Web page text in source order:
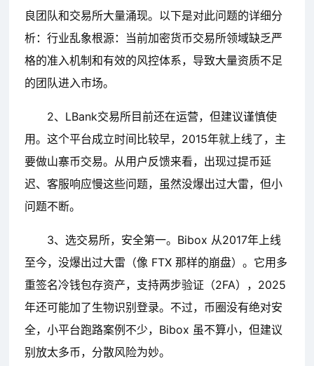
良团队和交易所大量涌现。以下是对此问题的详细分
析：行业乱象根源：当前加密货币交易所领域缺乏严
格的准入机制和有效的风控体系，导致大量资质不足
的团队进入市场。
2、LBank交易所目前还在运营，但建议谨慎使
用。这个平台成立时间比较早，2015年就上线了，主
要做山寨币交易。从用户反馈来看，出现过提币延
迟、客服响应慢这些问题，虽然没爆出过大雷，但小
问题不断。
3、选交易所，安全第一。Bibox 从2017年上线
至今，没爆出过大雷（像 FTX 那样的崩盘）。它用多
重签名冷钱包存资产，支持两步验证（2FA），2025
年还可能加了生物识别登录。不过，币圈没有绝对安
全，小平台跑路案例不少，Bibox 虽不算小，但建议
别放太多币，分散风险为妙。